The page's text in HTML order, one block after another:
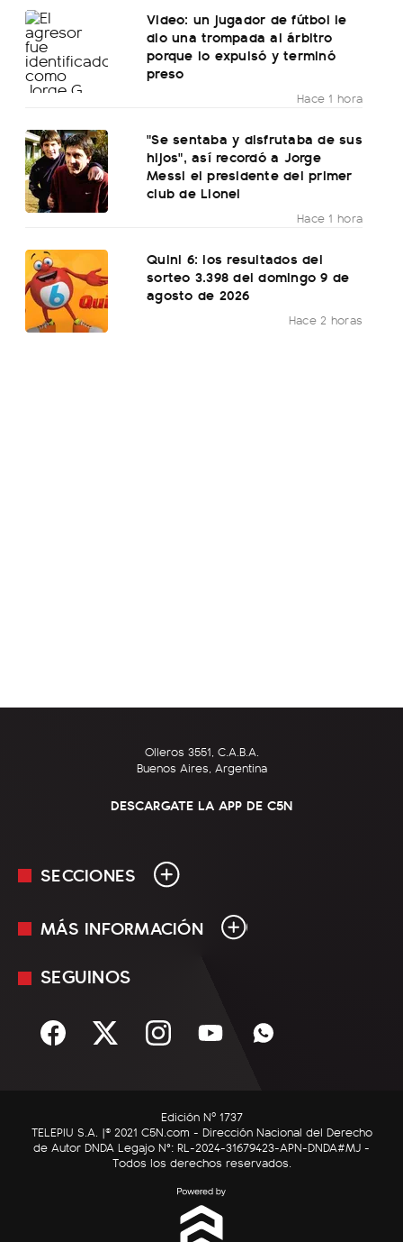
Video: un jugador de fútbol le
dio una trompada al árbitro
porque lo expulsó y terminó
preso
Hace 1 hora
"Se sentaba y disfrutaba de sus
hijos", así recordó a Jorge
Messi el presidente del primer
club de Lionel
Hace 1 hora
Quini 6: los resultados del
sorteo 3.398 del domingo 9 de
agosto de 2026
Hace 2 horas
Olleros 3551, C.A.B.A.
Buenos Aires, Argentina
DESCARGATE LA APP DE C5N
SECCIONES
En Vivo
Sociedad
C5N Autos
RatingCero
MÁS INFORMACIÓN
Mediakit
Términos y condiciones
SEGUINOS
Edición Nº 1737
TELEPIU S.A. |© 2021 C5N.com - Dirección Nacional del Derecho
de Autor DNDA Legajo N°: RL-2024-31679423-APN-DNDA#MJ -
Todos los derechos reservados.